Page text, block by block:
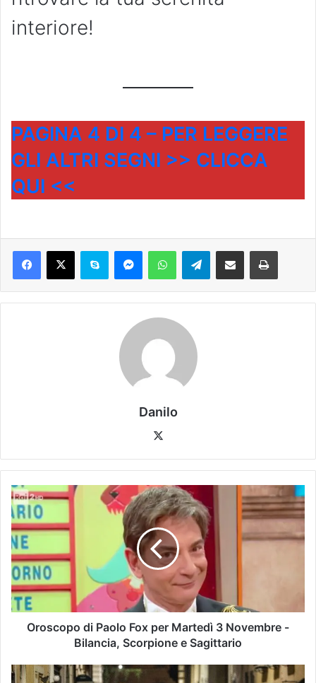
interiore!
PAGINA 4 DI 4 – PER LEGGERE
GLI ALTRI SEGNI >> CLICCA
QUI <<
Danilo
Oroscopo di Paolo Fox per Martedì 3 Novembre -
Bilancia, Scorpione e Sagittario